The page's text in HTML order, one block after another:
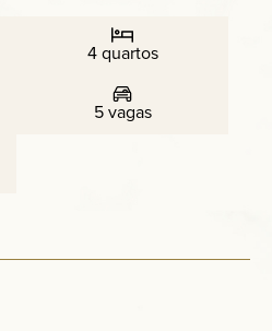
4 quartos
5 vagas